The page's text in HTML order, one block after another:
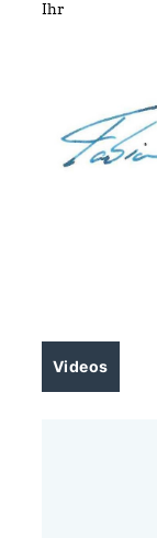
Ihr
Videos